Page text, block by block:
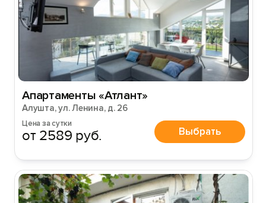
Апартаменты «Атлант»
Алушта, ул. Ленина, д. 26
Цена за сутки
от 2589 руб. Выбрать
Войти
Войти с помощью